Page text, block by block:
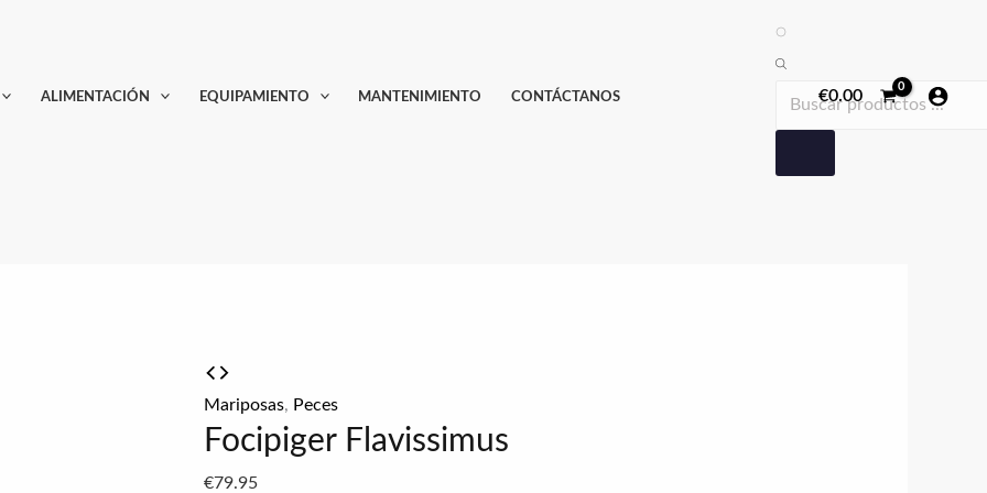
ALIMENTACIÓN EQUIPAMIENTO MANTENIMIENTO CONTÁCTANOS
Búsqueda
de
productos
€0.00
Mariposas, Peces
Focipiger Flavissimus
€79.95